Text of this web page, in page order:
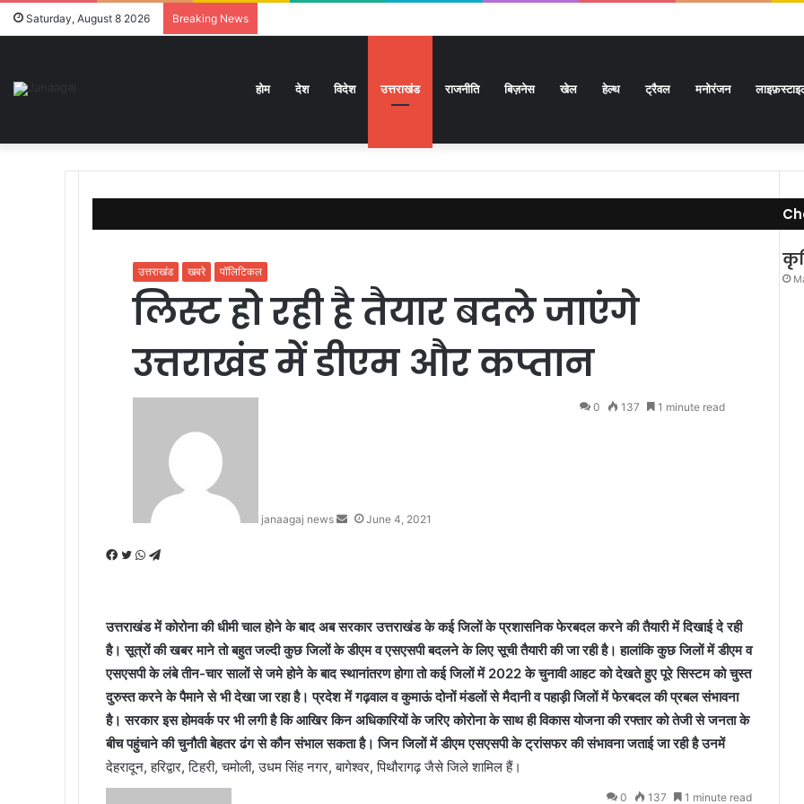
Saturday, August 8 2026 Breaking News
होम देश विदेश उत्तराखंड राजनीति बिज़नेस खेल हेल्थ ट्रैवल मनोरंजन
उत्तराखंड खबरे पॉलिटिकल
लिस्ट हो रही है तैयार बदले जाएंगे
उत्तराखंड में डीएम और कप्तान
janaagaj news June 4, 2021
0 137 1 minute read
Facebook
Twitter
WhatsApp
Telegram
उत्तराखंड में कोरोना की धीमी चाल होने के बाद अब सरकार उत्तराखंड के कई जिलों के प्रशासनिक फेरबदल करने की तैयारी में दिखाई दे रही
है। सूत्रों की खबर माने तो बहुत जल्दी कुछ जिलों के डीएम व एसएसपी बदलने के लिए सूची तैयारी की जा रही है। हालांकि कुछ जिलों में डीएम व
एसएसपी के लंबे तीन-चार सालों से जमे होने के बाद स्थानांतरण होगा तो कई जिलों में 2022 के चुनावी आहट को देखते हुए पूरे सिस्टम को चुस्त
दुरुस्त करने के पैमाने से भी देखा जा रहा है। प्रदेश में गढ़वाल व कुमाऊं दोनों मंडलों से मैदानी व पहाड़ी जिलों में फेरबदल की प्रबल संभावना
है। सरकार इस होमवर्क पर भी लगी है कि आखिर किन अधिकारियों के जरिए कोरोना के साथ ही विकास योजना की रफ्तार को तेजी से जनता के
बीच पहुंचाने की चुनौती बेहतर ढंग से कौन संभाल सकता है। जिन जिलों में डीएम एसएसपी के ट्रांसफर की संभावना जताई जा रही है उनमें
देहरादून, हरिद्वार, टिहरी, चमोली, उधम सिंह नगर, बागेश्वर, पिथौरागढ़ जैसे जिले शामिल हैं।
0 137 1 minute read